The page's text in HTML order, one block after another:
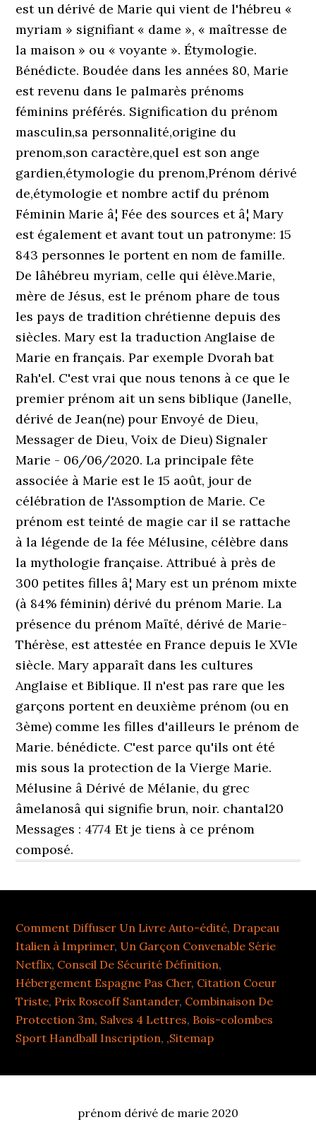
est un dérivé de Marie qui vient de l'hébreu «
myriam » signifiant « dame », « maîtresse de
la maison » ou « voyante ». Étymologie.
Bénédicte. Boudée dans les années 80, Marie
est revenu dans le palmarès prénoms
féminins préférés. Signification du prénom
masculin,sa personnalité,origine du
prenom,son caractère,quel est son ange
gardien,étymologie du prenom,Prénom dérivé
de,étymologie et nombre actif du prénom
Féminin Marie â¦ Fée des sources et â¦ Mary
est également et avant tout un patronyme: 15
843 personnes le portent en nom de famille.
De lâhébreu myriam, celle qui élève.Marie,
mère de Jésus, est le prénom phare de tous
les pays de tradition chrétienne depuis des
siècles. Mary est la traduction Anglaise de
Marie en français. Par exemple Dvorah bat
Rah'el. C'est vrai que nous tenons à ce que le
premier prénom ait un sens biblique (Janelle,
dérivé de Jean(ne) pour Envoyé de Dieu,
Messager de Dieu, Voix de Dieu) Signaler
Marie - 06/06/2020. La principale fête
associée à Marie est le 15 août, jour de
célébration de l'Assomption de Marie. Ce
prénom est teinté de magie car il se rattache
à la légende de la fée Mélusine, célèbre dans
la mythologie française. Attribué à près de
300 petites filles â¦ Mary est un prénom mixte
(à 84% féminin) dérivé du prénom Marie. La
présence du prénom Maïté, dérivé de Marie-
Thérèse, est attestée en France depuis le XVIe
siècle. Mary apparaît dans les cultures
Anglaise et Biblique. Il n'est pas rare que les
garçons portent en deuxième prénom (ou en
3ème) comme les filles d'ailleurs le prénom de
Marie. bénédicte. C'est parce qu'ils ont été
mis sous la protection de la Vierge Marie.
Mélusine â Dérivé de Mélanie, du grec
âmelanosâ qui signifie brun, noir. chantal20
Messages : 4774 Et je tiens à ce prénom
composé.
Comment Diffuser Un Livre Auto-édité, Drapeau
Italien à Imprimer, Un Garçon Convenable Série
Netflix, Conseil De Sécurité Définition,
Hébergement Espagne Pas Cher, Citation Coeur
Triste, Prix Roscoff Santander, Combinaison De
Protection 3m, Salves 4 Lettres, Bois-colombes
Sport Handball Inscription, ,Sitemap
prénom dérivé de marie 2020